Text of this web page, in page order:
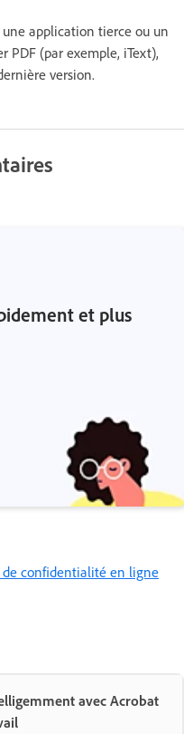
une application tierce ou un
PDF (par exemple, iText),
version.
et plus
confidentialité en ligne
avec Acrobat